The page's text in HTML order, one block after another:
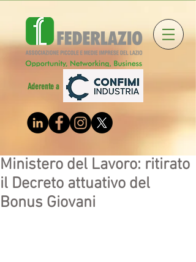
Aderente a
Ministero del Lavoro: ritirato
il Decreto attuativo del
Bonus Giovani